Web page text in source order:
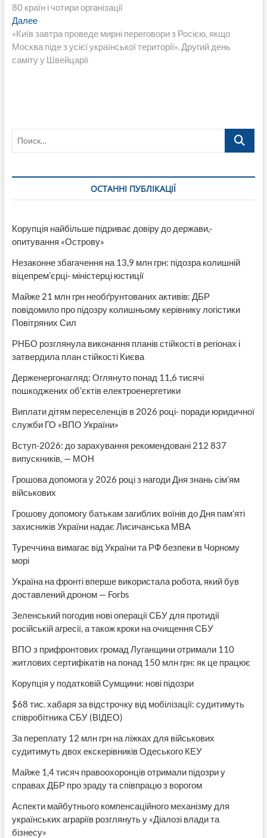
записям
80 країн і чотири організації
ДалееСледующая
запись:
«Київ завтра проведе мирні переговори з Росією, якщо
Москва піде з усієї української території». Другий день
саміту у Швейцарії
Поиск…
ОСТАННІ ПУБЛІКАЦІЇ
Корупція найбільше підриває довіру до держави,-
опитування «Острову»
Незаконне збагачення на 13,9 млн грн: підозра колишній
віцепрем’єрці- міністерці юстиції
Майже 21 млн грн необґрунтованих активів: ДБР
повідомило про підозру колишньому керівнику логістики
Повітряних Сил
РНБО розглянула виконання планів стійкості в регіонах і
затвердила план стійкості Києва
Держенергонагляд: Оглянуто понад 11,6 тисячі
пошкоджених об’єктів електроенергетики
Виплати дітям переселенців в 2026 році- поради юридичної
служби ГО «ВПО України»
Вступ-2026: до зарахування рекомендовані 212 837
випускників, — МОН
Грошова допомога у 2026 році з нагоди Дня знань сім’ям
військових
Грошову допомогу батькам загиблих воїнів до Дня пам’яті
захисників України надає Лисичанська МВА
Туреччина вимагає від України та РФ безпеки в Чорному
морі
Україна на фронті вперше використала робота, який був
доставлений дроном — Forbs
Зеленський погодив нові операції СБУ для протидії
російській агресії, а також кроки на очищення СБУ
ВПО з прифронтових громад Луганщини отримали 110
житлових сертифікатів на понад 150 млн грн: як це працює
Корупція у податковій Сумщини: нові підозри
$68 тис. хабаря за відстрочку від мобілізації: судитимуть
співробітника СБУ (ВІДЕО)
За переплату 12 млн грн на ліжках для військових
судитимуть двох екскерівників Одеського КЕУ
Майже 1,4 тисяч правоохоронців отримали підозри у
справах ДБР про зраду та співпрацю з ворогом
Аспекти майбутнього компенсаційного механізму для
українських аграріїв розглянуть у «Діалозі влади та
бізнесу»